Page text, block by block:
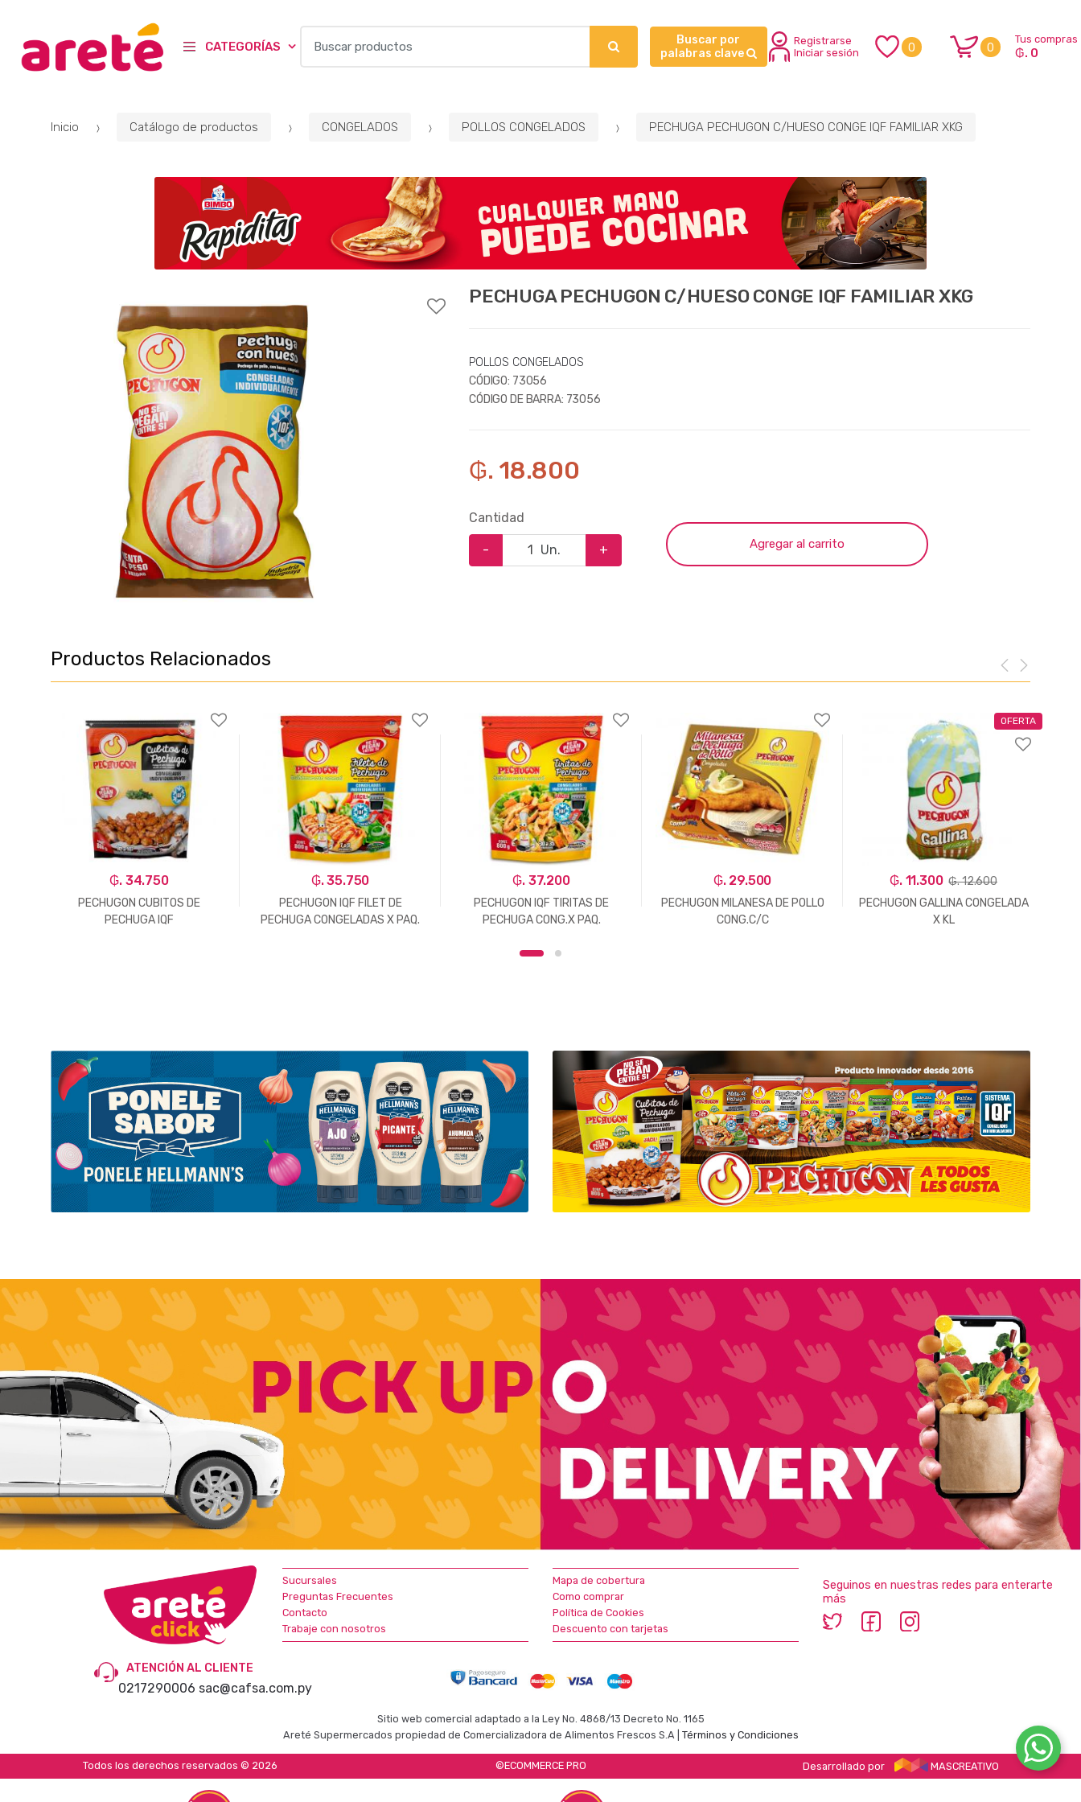
CATEGORÍAS
Buscar por
palabras clave
Registrarse
Iniciar sesión
0 0
Tus compras
₲. 0
Inicio Catálogo de productos CONGELADOS POLLOS CONGELADOS PECHUGA PECHUGON C/HUESO CONGE IQF FAMILIAR XKG
PECHUGA PECHUGON C/HUESO CONGE IQF FAMILIAR XKG
POLLOS CONGELADOS
CÓDIGO: 73056
CÓDIGO DE BARRA: 73056
₲. 18.800
Cantidad
- Un. + Agregar al carrito
Productos Relacionados
₲. 34.750
PECHUGON CUBITOS DE
PECHUGA IQF
₲. 35.750
PECHUGON IQF FILET DE
PECHUGA CONGELADAS X PAQ.
₲. 37.200
PECHUGON IQF TIRITAS DE
PECHUGA CONG.X PAQ.
₲. 29.500
PECHUGON MILANESA DE POLLO
CONG.C/C
OFERTA
₲. 11.300 ₲. 12.600
PECHUGON GALLINA CONGELADA
X KL
Sucursales
Preguntas Frecuentes
Contacto
Trabaje con nosotros
Mapa de cobertura
Como comprar
Política de Cookies
Descuento con tarjetas
Seguinos en nuestras redes para enterarte
más
ATENCIÓN AL CLIENTE
0217290006 sac@cafsa.com.py
Sitio web comercial adaptado a la Ley No. 4868/13 Decreto No. 1165
Areté Supermercados propiedad de Comercializadora de Alimentos Frescos S.A | Términos y Condiciones
Todos los derechos reservados © 2026 ©ECOMMERCE PRO Desarrollado por MASCREATIVO